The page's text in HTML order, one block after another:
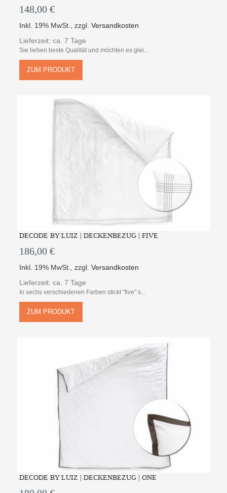
148,00 €
Inkl. 19% MwSt.,zzgl.Versandkosten
Lieferzeit: ca. 7 Tage
Sie lieben beste Qualität und möchten es glei...
ZUM PRODUKT
DECODE BY LUIZ | DECKENBEZUG | FIVE
186,00 €
Inkl. 19% MwSt.,zzgl.Versandkosten
Lieferzeit: ca. 7 Tage
In sechs verschiedenen Farben stickt "five" s...
ZUM PRODUKT
DECODE BY LUIZ | DECKENBEZUG | ONE